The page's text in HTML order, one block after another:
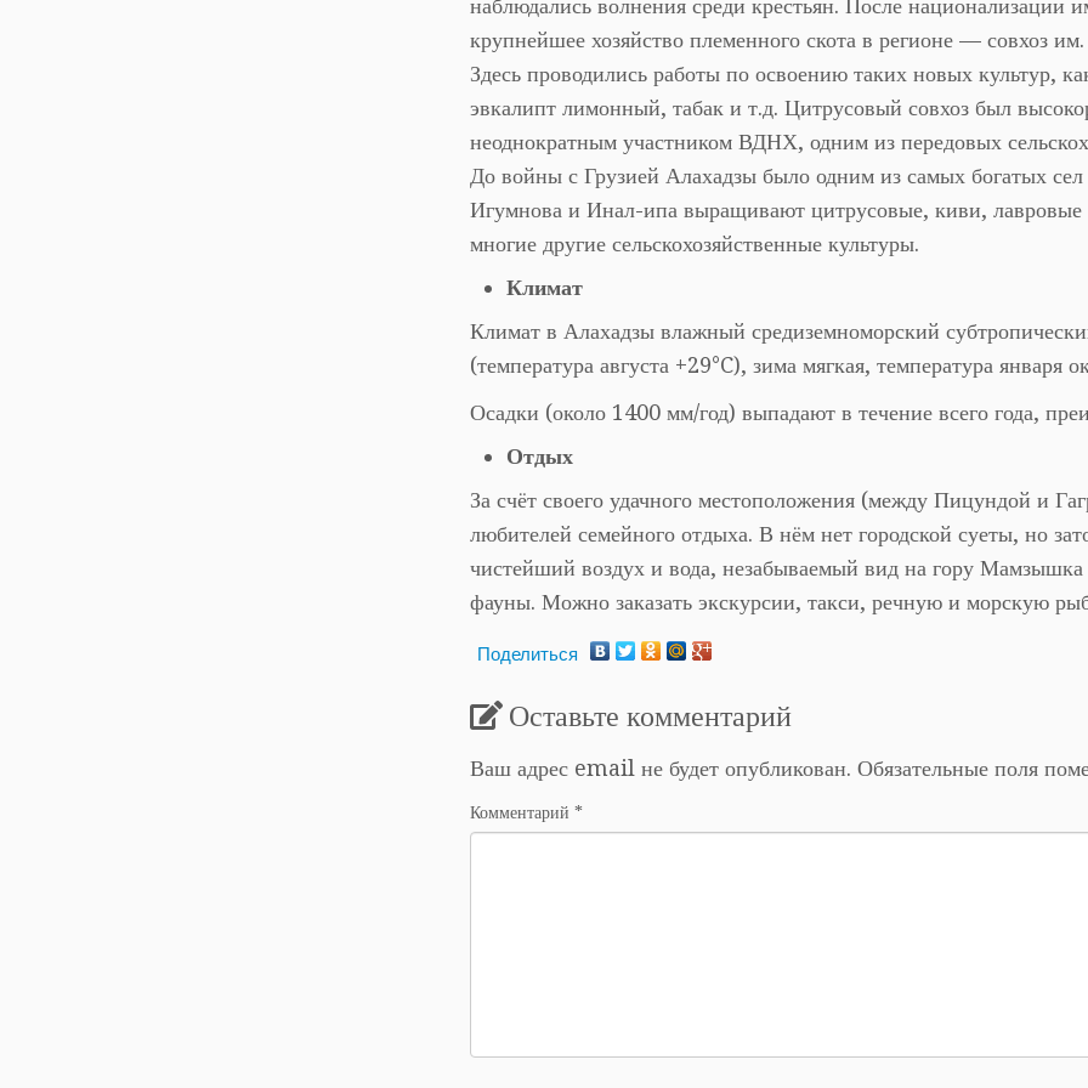
наблюдались волнения среди крестьян. После национализации
крупнейшее хозяйство племенного скота в регионе — совхоз
Здесь проводились работы по освоению таких новых культур,
эвкалипт лимонный, табак и т.д. Цитрусовый совхоз был
неоднократным участником ВДНХ, одним из передовых
До войны с Грузией Алахадзы было одним из самых богатых
Игумнова и Инал-ипа выращивают цитрусовые, киви, лавровые
многие другие сельскохозяйственные культуры.
Климат
Климат в Алахадзы влажный средиземноморский
(температура августа +29°C), зима мягкая, температура января
Осадки (около 1400 мм/год) выпадают в течение всего года,
Отдых
За счёт своего удачного местоположения (между Пицундой и
любителей семейного отдыха. В нём нет городской суеты, но
чистейший воздух и вода, незабываемый вид на гору
фауны. Можно заказать экскурсии, такси, речную и морскую
Поделиться
Оставьте комментарий
Ваш адрес email не будет опубликован. Обязательные поля
Комментарий *